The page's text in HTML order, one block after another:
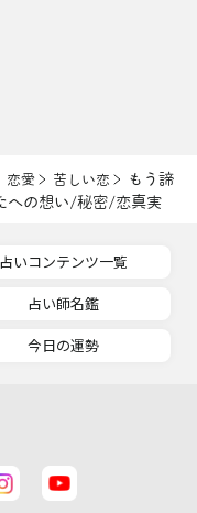
恋愛 苦しい恋
もう諦
への想い/秘密/恋真実
占いコンテンツ一覧
占い師名鑑
今日の運勢